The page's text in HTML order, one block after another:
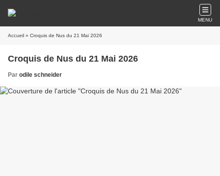
MENU
Accueil » Croquis de Nus du 21 Mai 2026
Croquis de Nus du 21 Mai 2026
Par odile schneider